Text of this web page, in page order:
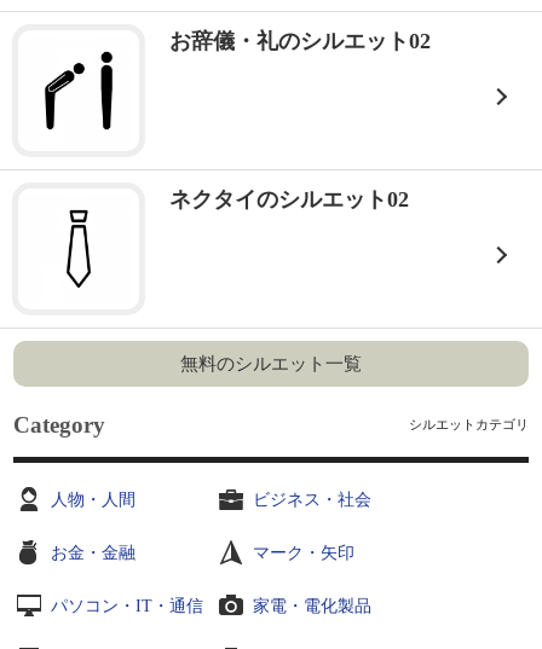
お辞儀・礼のシルエット02
ネクタイのシルエット02
無料のシルエット一覧
Category シルエットカテゴリ
人物・人間 ビジネス・社会
お金・金融 マーク・矢印
パソコン・IT・通信 家電・電化製品